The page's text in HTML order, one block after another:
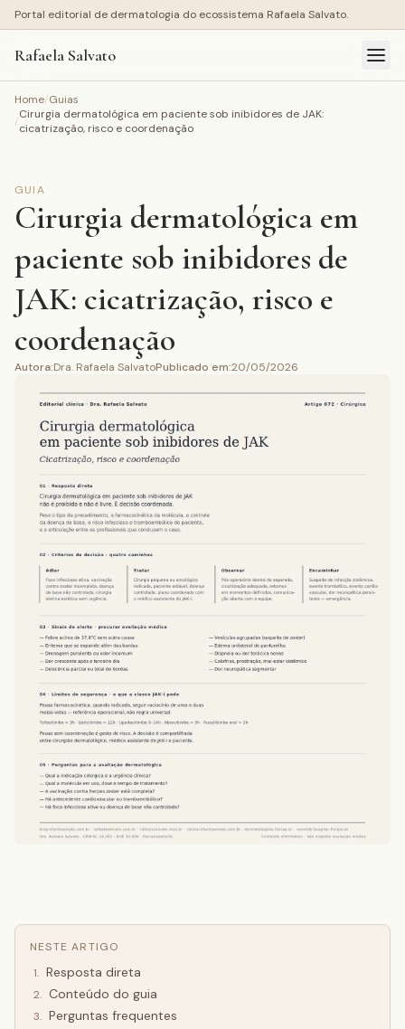
Portal editorial de dermatologia do ecossistema Rafaela Salvato.
Rafaela Salvato
Home/Guias
/Cirurgia dermatológica em paciente sob inibidores de JAK:
cicatrização, risco e coordenação
GUIA
Cirurgia dermatológica em
paciente sob inibidores de
JAK: cicatrização, risco e
coordenação
Autora:Dra. Rafaela SalvatoPublicado em:20/05/2026
NESTE ARTIGO
1. Resposta direta
2. Conteúdo do guia
3. Perguntas frequentes